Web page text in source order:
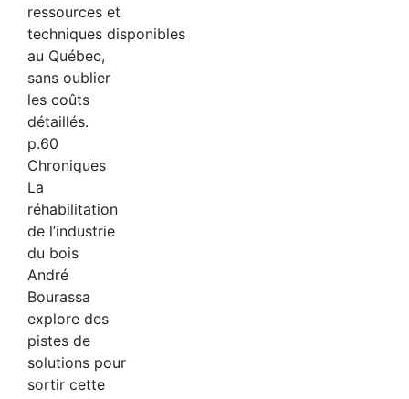
ressources et
techniques disponibles
au Québec,
sans oublier
les coûts
détaillés.
p.60
Chroniques
La
réhabilitation
de l’industrie
du bois
André
Bourassa
explore des
pistes de
solutions pour
sortir cette